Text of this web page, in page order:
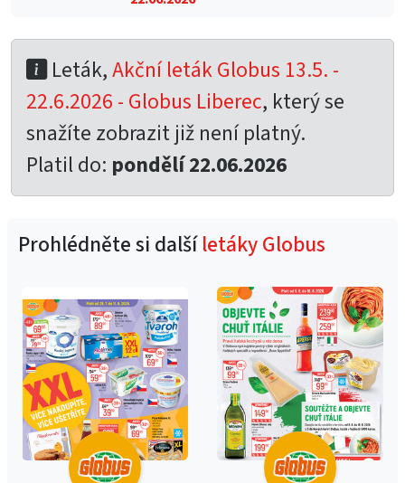
Leták,Akční leták Globus 13.5. -
22.6.2026 - Globus Liberec, který se
snažíte zobrazit již není platný.
Platil do: pondělí 22.06.2026
Prohlédněte si dalšíletáky Globus